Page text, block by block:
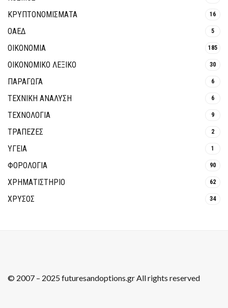
ΚΡΥΠΤΟΝΟΜΊΣΜΑΤΑ 16
ΟΑΕΔ 5
ΟΙΚΟΝΟΜΙΑ 185
ΟΙΚΟΝΟΜΙΚΟ ΛΕΞΙΚΟ 30
ΠΑΡΑΓΩΓΑ 6
ΤΕΧΝΙΚΗ ΑΝΑΛΥΣΗ 6
ΤΕΧΝΟΛΟΓΙΑ 9
ΤΡΆΠΕΖΕΣ 2
ΥΓΕΙΑ 1
ΦΟΡΟΛΟΓΙΑ 90
ΧΡΗΜΑΤΙΣΤΗΡΙΟ 62
ΧΡΥΣΟΣ 34
© 2007 – 2025 futuresandoptions.gr All rights reserved